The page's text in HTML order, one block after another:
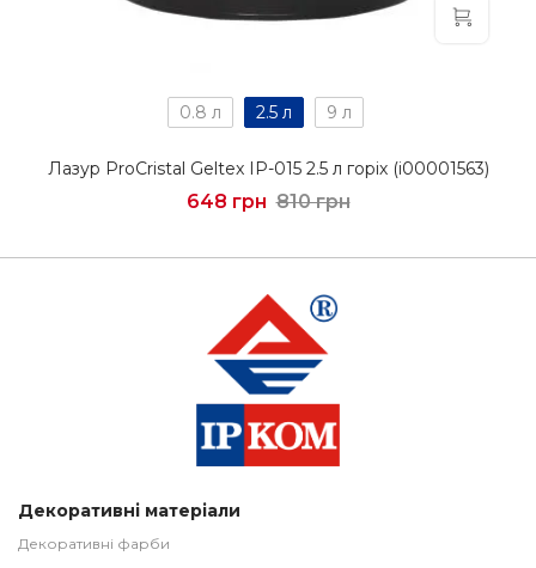
0.8 л 2.5 л 9 л
Лазур ProCristal Geltex IР-015 2.5 л горіх (i00001563)
648 грн 810 грн
Декоративні матеріали
Декоративні фарби